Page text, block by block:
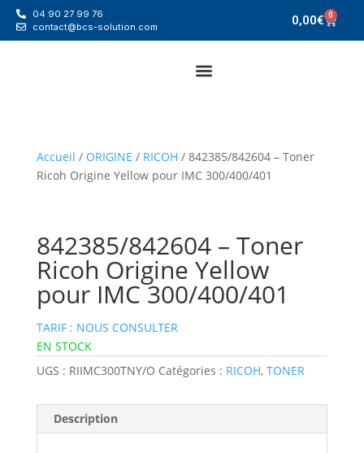
04 90 27 99 76
contact@bcs-solution.com
0,00€ 0
Accueil / ORIGINE / RICOH / 842385/842604 – Toner
Ricoh Origine Yellow pour IMC 300/400/401
842385/842604 – Toner
Ricoh Origine Yellow
pour IMC 300/400/401
TARIF : NOUS CONSULTER
EN STOCK
UGS : RIIMC300TNY/O Catégories : RICOH, TONER
Description